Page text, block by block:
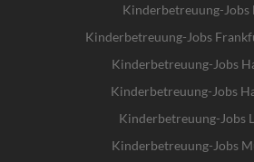
Kinderbetreuung-Jobs
Kinderbetreuung-Jobs
Kinderbetreuung-Jobs
Kinderbetreuung-Jobs
Kinderbetreuung-Jobs
Kinderbetreuung-Jobs